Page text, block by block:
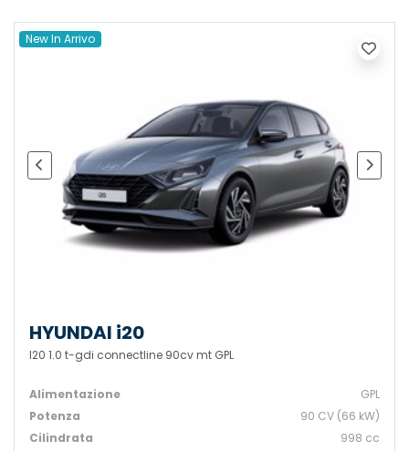
New In Arrivo
HYUNDAI i20
I20 1.0 t-gdi connectline 90cv mt GPL
Alimentazione
GPL
Potenza
90 CV (66 kW)
Cilindrata
998 cc